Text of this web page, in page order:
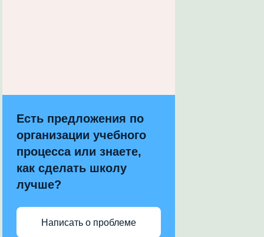
Есть предложения по
организации учебного
процесса или знаете,
как сделать школу
лучше?
Написать о проблеме